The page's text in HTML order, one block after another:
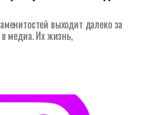
выходит далеко за
в медиа. Их жизнь,